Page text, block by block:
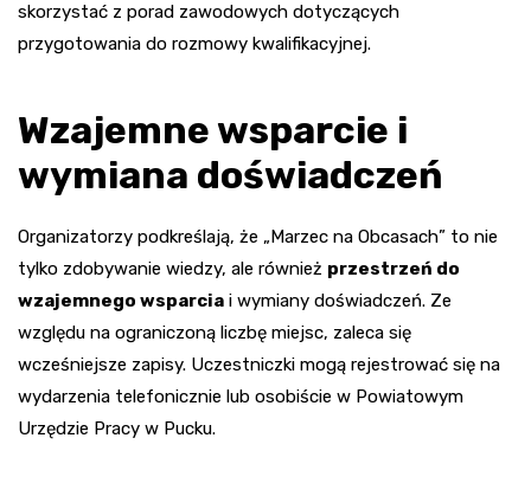
skorzystać z porad zawodowych dotyczących
przygotowania do rozmowy kwalifikacyjnej.
Wzajemne wsparcie i
wymiana doświadczeń
Organizatorzy podkreślają, że „Marzec na Obcasach” to nie
tylko zdobywanie wiedzy, ale również przestrzeń do
wzajemnego wsparcia i wymiany doświadczeń. Ze
względu na ograniczoną liczbę miejsc, zaleca się
wcześniejsze zapisy. Uczestniczki mogą rejestrować się na
wydarzenia telefonicznie lub osobiście w Powiatowym
Urzędzie Pracy w Pucku.